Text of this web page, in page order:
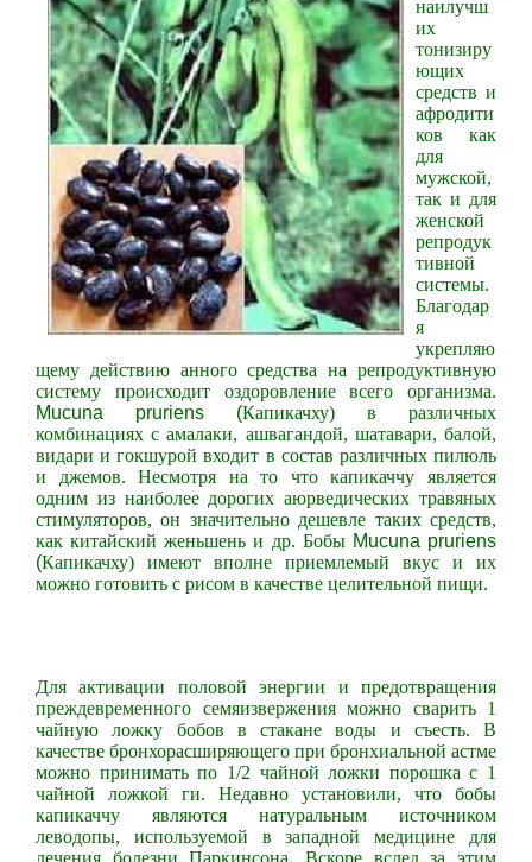
наилучш
их
тонизиру
ющих
средств и
афродити
ков как
для
мужской,
так и для
женской
репродук
тивной
системы.
Благодар
я
укрепляю
щему действию анного средства на репродуктивную
систему происходит оздоровление всего организма.
Мucunа pruriens (Капикачху) в различных
комбинациях с амалаки, ашвагандой, шатавари, балой,
видари и гокшурой входит в состав различных пилюль
и джемов. Несмотря на то что капикаччу является
одним из наиболее дорогих аюрведических травяных
стимуляторов, он значительно дешевле таких средств,
как китайский женьшень и др. Бобы Мucunа pruriens
(Капикачху) имеют вполне приемлемый вкус и их
можно готовить с рисом в качестве целительной пищи.
Для активации половой энергии и предотвращения
преждевременного семяизвержения можно сварить 1
чайную ложку бобов в стакане воды и съесть. В
качестве бронхорасширяющего при бронхиальной астме
можно принимать по 1/2 чайной ложки порошка с 1
чайной ложкой ги. Недавно установили, что бобы
капикаччу являются натуральным источником
леводопы, используемой в западной медицине для
лечения болезни Паркинсона. Вскоре вслед за этим